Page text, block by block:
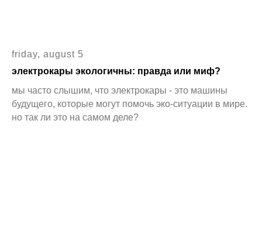
friday, august 5
электрокары экологичны: правда или миф?
мы часто слышим, что электрокары - это машины
будущего, которые могут помочь эко-ситуации в мире.
но так ли это на самом деле?